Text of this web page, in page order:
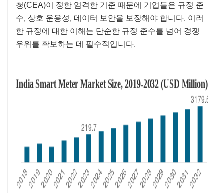
청(CEA)이 정한 엄격한 기준 때문에 기업들은 규정 준
수, 상호 운용성, 데이터 보안을 보장해야 합니다. 이러
한 규정에 대한 이해는 단순한 규정 준수를 넘어 경쟁
우위를 확보하는 데 필수적입니다.